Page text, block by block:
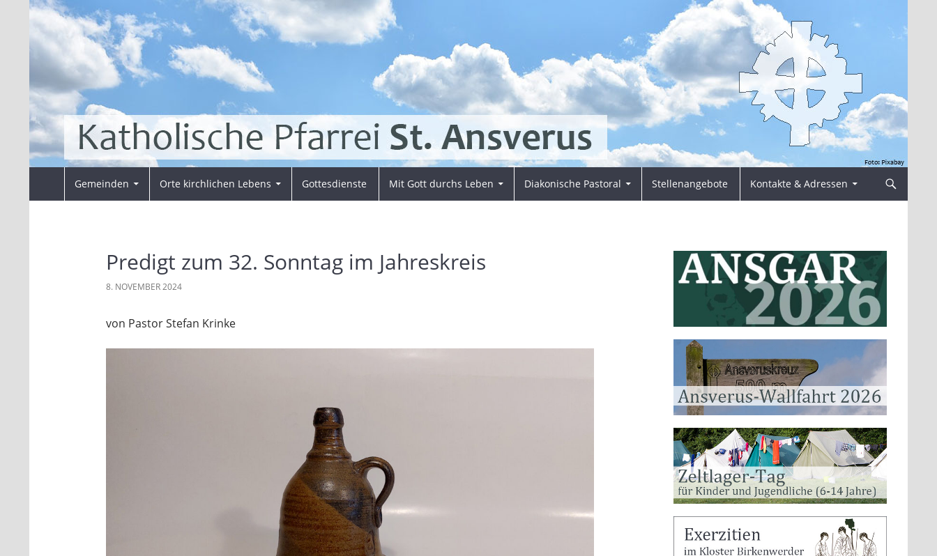
springen
Pfarrei Sankt Ansverus
Gemeinden Orte kirchlichen Lebens Gottesdienste Mit Gott durchs Leben Diakonische Pastoral Stellenangebote Kontakte & Adressen
Predigt zum 32. Sonntag im Jahreskreis
8. NOVEMBER 2024
von Pastor Stefan Krinke